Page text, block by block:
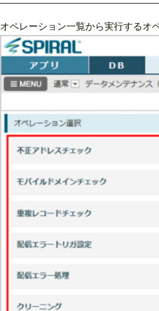
オペレーション一覧から実行するオ